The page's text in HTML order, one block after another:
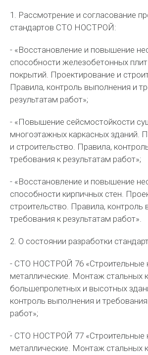
1. Рассмотрение и согласование
стандартов СТО НОСТРОЙ:
- «Восстановление и повышение
способности железобетонных
покрытий. Проектирование и
Правила, контроль выполнения и
результатам работ»;
- «Повышение сейсмостойкости
многоэтажных каркасных зданий.
и строительство. Правила,
требования к результатам работ»;
- «Восстановление и повышение
способности кирпичных стен.
строительство. Правила, контроль
требования к результатам работ».
2. О состоянии разработки
- СТО НОСТРОЙ 76 «Строительные
металлические. Монтаж стальных
большепролетных и высотных
контроль выполнения и
работ»;
- СТО НОСТРОЙ 77 «Строительные
металлические. Монтаж стальных